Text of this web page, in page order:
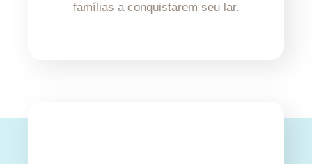
famílias a conquistarem seu lar.